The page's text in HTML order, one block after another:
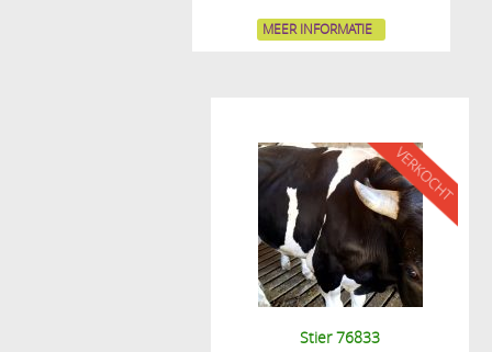
MEER INFORMATIE
Stier 76833